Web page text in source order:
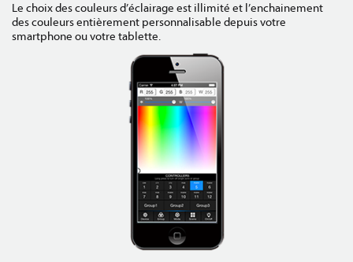
Le choix des couleurs d’éclairage est illimité et l’enchainement
des couleurs entièrement personnalisable depuis votre
smartphone ou votre tablette.